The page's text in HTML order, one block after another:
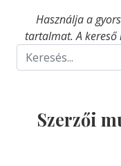
Használja a
tartalmat. A
Szerzői